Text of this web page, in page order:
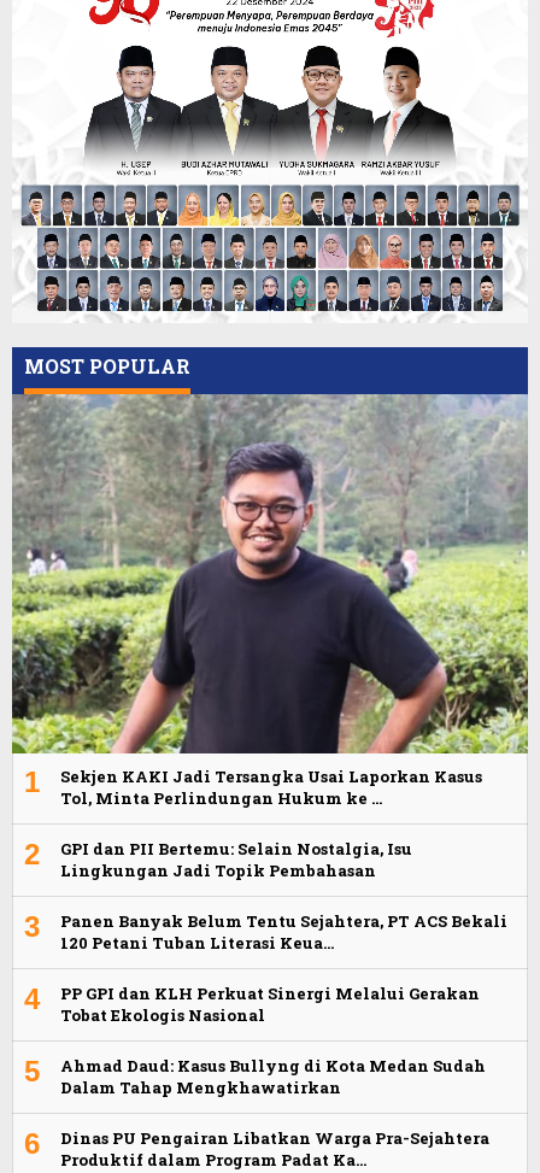
MOST POPULAR
1
Sekjen KAKI Jadi Tersangka Usai Laporkan Kasus
Tol, Minta Perlindungan Hukum ke …
2
GPI dan PII Bertemu: Selain Nostalgia, Isu
Lingkungan Jadi Topik Pembahasan
3
Panen Banyak Belum Tentu Sejahtera, PT ACS Bekali
120 Petani Tuban Literasi Keua…
4
PP GPI dan KLH Perkuat Sinergi Melalui Gerakan
Tobat Ekologis Nasional
5
Ahmad Daud: Kasus Bullyng di Kota Medan Sudah
Dalam Tahap Mengkhawatirkan
6
Dinas PU Pengairan Libatkan Warga Pra-Sejahtera
Produktif dalam Program Padat Ka…